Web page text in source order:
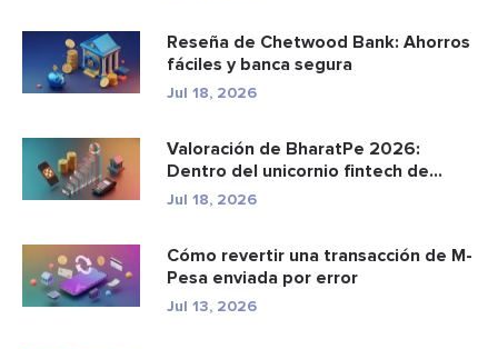
Reseña de Chetwood Bank: Ahorros
fáciles y banca segura
Jul 18, 2026
Valoración de BharatPe 2026:
Dentro del unicornio fintech de
2.85...
Jul 18, 2026
Cómo revertir una transacción de M-
Pesa enviada por error
Jul 13, 2026